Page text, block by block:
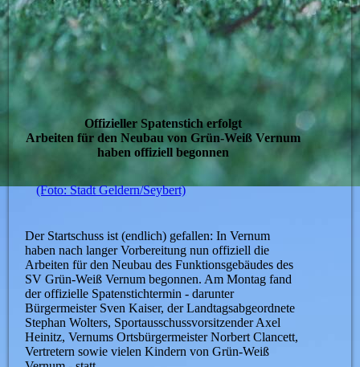
Offizieller Spatenstich erfolgt
Arbeiten für den Neubau von Grün-Weiß Vernum
haben offiziell begonnen
(Foto: Stadt Geldern/Seybert)
Der Startschuss ist (endlich) gefallen: In Vernum
haben nach langer Vorbereitung nun offiziell die
Arbeiten für den Neubau des Funktionsgebäudes des
SV Grün-Weiß Vernum begonnen. Am Montag fand
der offizielle Spatenstichtermin - darunter
Bürgermeister Sven Kaiser, der Landtagsabgeordnete
Stephan Wolters, Sportausschussvorsitzender Axel
Heinitz, Vernums Ortsbürgermeister Norbert Clancett,
Vertretern sowie vielen Kindern von Grün-Weiß